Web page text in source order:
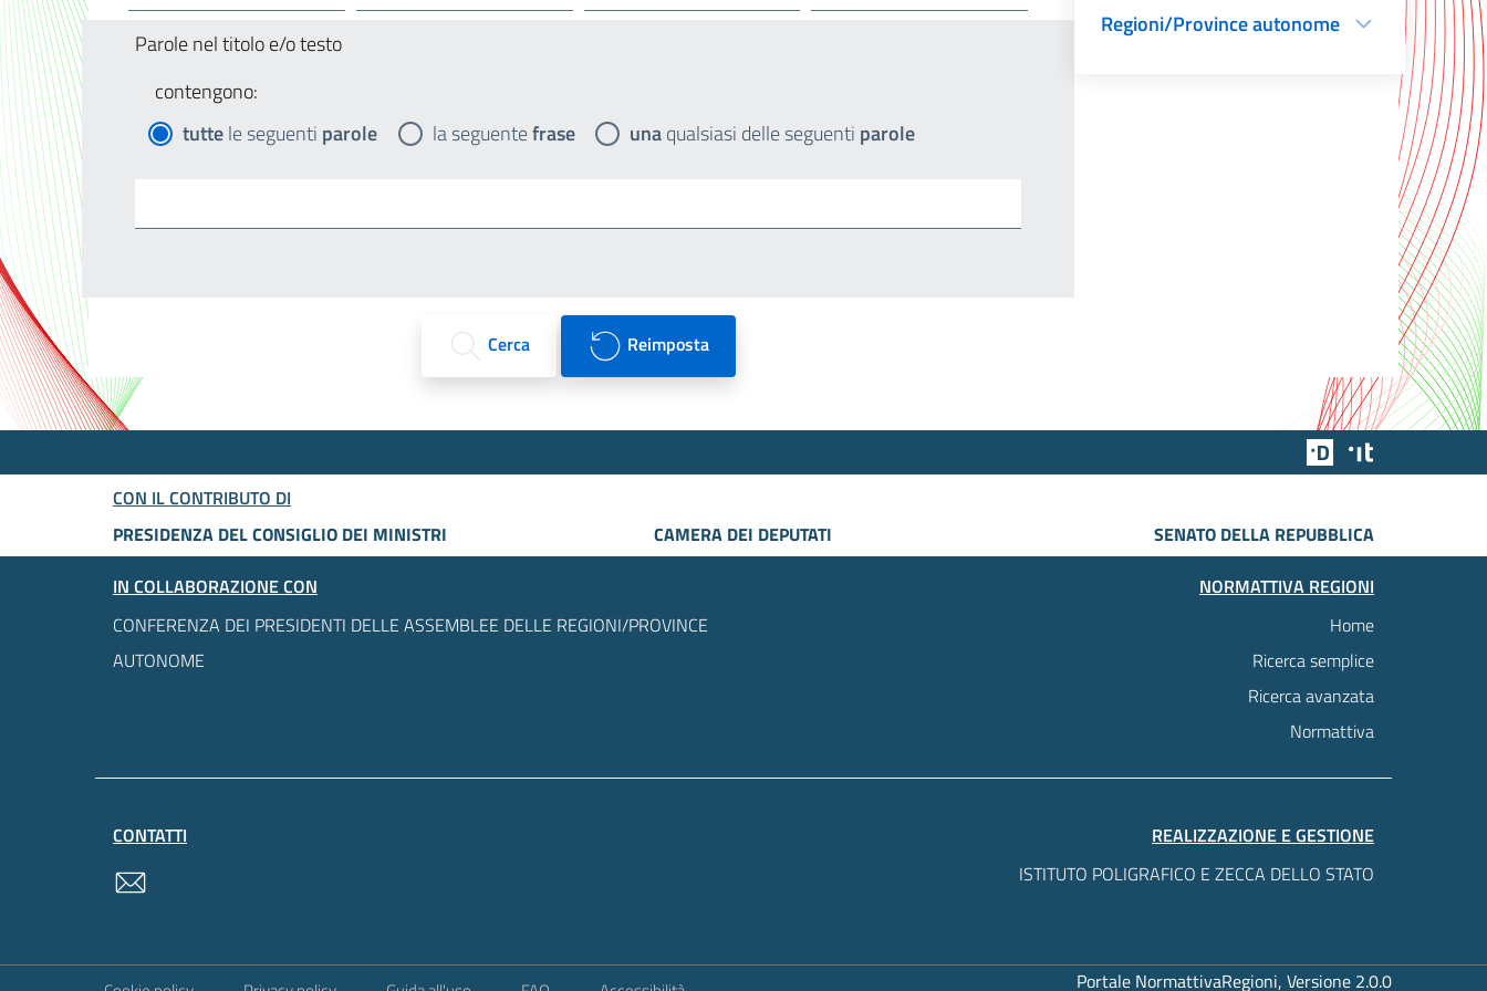
Parole nel titolo e/o testo
contengono:
tuttele seguenti parole la seguentefrase unaqualsiasi delle seguenti parole
Cerca Reimposta
Regioni/Province autonome
Team Digitale
CON IL CONTRIBUTO DI
PRESIDENZA DEL CONSIGLIO DEI MINISTRI
CAMERA DEI DEPUTATI
SENATO DELLA REPUBBLICA
IN COLLABORAZIONE CON
CONFERENZA DEI PRESIDENTI DELLE ASSEMBLEE DELLE REGIONI/PROVINCE
AUTONOME
NORMATTIVA REGIONI
Home
Ricerca semplice
Ricerca avanzata
Normattiva
CONTATTI
REALIZZAZIONE E GESTIONE
ISTITUTO POLIGRAFICO E ZECCA DELLO STATO
Portale NormattivaRegioni, Versione 2.0.0